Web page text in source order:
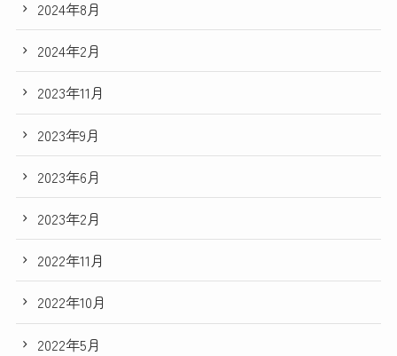
2024年8月
2024年2月
2023年11月
2023年9月
2023年6月
2023年2月
2022年11月
2022年10月
2022年5月